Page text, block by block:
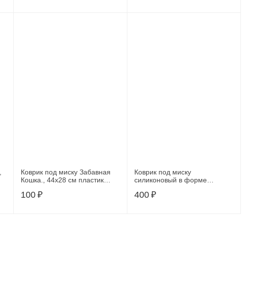
Коврик под миску Забавная
Кошка., 44х28 см пластик
100 ₽
Коврик под миску
силиконовый в форме
см., 21001
400 ₽